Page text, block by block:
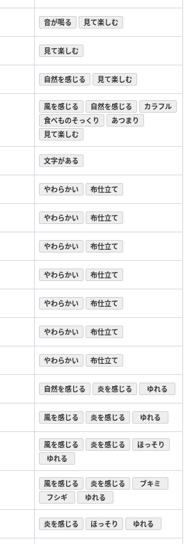
音が鳴る 見て楽しむ
見て楽しむ
自然を感じる 見て楽しむ
風を感じる 自然を感じる
カラフル
食べものそっくり
あつまり
見て楽しむ
文字がある
やわらかい 布仕立て
やわらかい 布仕立て
やわらかい 布仕立て
やわらかい 布仕立て
やわらかい 布仕立て
やわらかい 布仕立て
やわらかい 布仕立て
自然を感じる 炎を感じる ゆれる
風を感じる 炎を感じる ゆれる
風を感じる 炎を感じる
ほっそり
ゆれる
風を感じる 炎を感じる
ブキミ
フシギ
ゆれる
炎を感じる ほっそり ゆれる